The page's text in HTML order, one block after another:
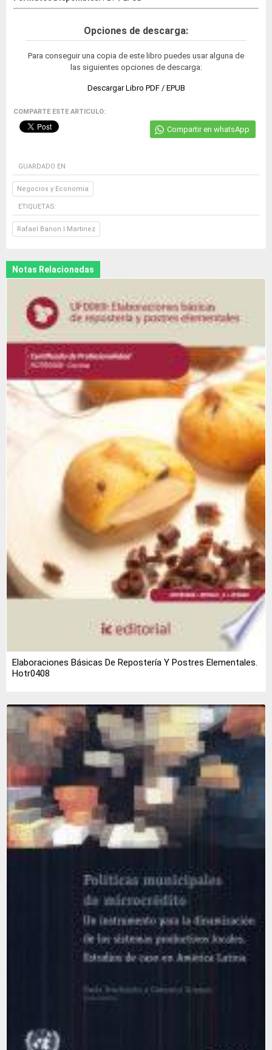
Opciones de descarga:
Para conseguir una copia de este libro puedes usar alguna de
las siguientes opciones de descarga:
Descargar Libro PDF / EPUB
COMPARTE ESTE ARTICULO:
Compartir en whatsApp
GUARDADO EN
Negocios y Economia
ETIQUETAS:
Rafael Banon I Martinez
Notas Relacionadas
Elaboraciones Básicas De Repostería Y Postres Elementales.
Hotr0408